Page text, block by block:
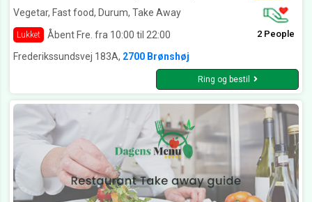
Vegetar, Fast food, Durum, Take Away
Lukket Åbent Fre. fra 10:00 til 22:00 2 People
Frederikssundsvej 183A, 2700 Brønshøj
Ring og bestil